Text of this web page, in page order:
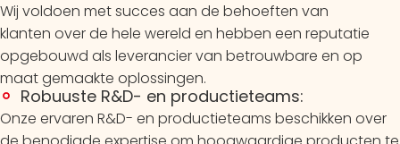
Wij voldoen met succes aan de behoeften van
klanten over de hele wereld en hebben een reputatie
opgebouwd als leverancier van betrouwbare en op
maat gemaakte oplossingen.
Robuuste R&D- en productieteams:
Onze ervaren R&D- en productieteams beschikken over